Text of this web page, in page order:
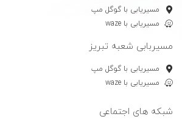
مسیریابی با گوگل مپ
مسیریابی با waze
مسیربابی شعبه تبریز
مسیریابی با گوگل مپ
مسیریابی با waze
شبکه های اجتماعی